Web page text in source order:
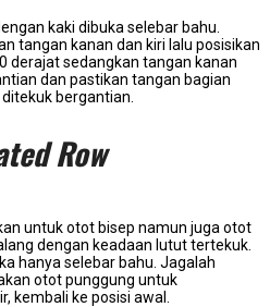
kaki dibuka selebar bahu.
tangan kanan dan kiri lalu posisikan
derajat sedangkan tangan kanan
dan pastikan tangan bagian
bergantian.
Row
untuk otot bisep namun juga otot
dengan keadaan lutut tertekuk.
hanya selebar bahu. Jagalah
otot punggung untuk
kembali ke posisi awal.